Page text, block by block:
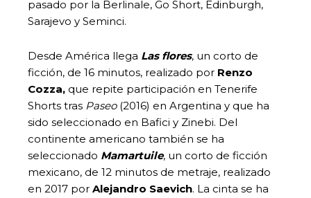
pasado por la Berlinale, Go Short, Edinburgh,
Sarajevo y Seminci.
Desde América llega Las flores, un corto de
ficción, de 16 minutos, realizado por Renzo
Cozza, que repite participación en Tenerife
Shorts tras Paseo(2016) en Argentina y que ha
sido seleccionado en Bafici y Zinebi. Del
continente americano también se ha
seleccionado Mamartuile, un corto de ficción
mexicano, de 12 minutos de metraje, realizado
en 2017 por Alejandro Saevich. La cinta se ha